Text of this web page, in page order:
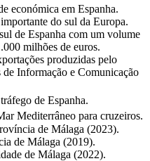
económica em Espanha.
do sul da Europa.
de Espanha com um volume
milhões de euros.
produzidas pelo
Informação e Comunicação
de Espanha.
Mediterrâneo para cruzeiros.
de Málaga (2023).
de Málaga (2019).
de Málaga (2022).